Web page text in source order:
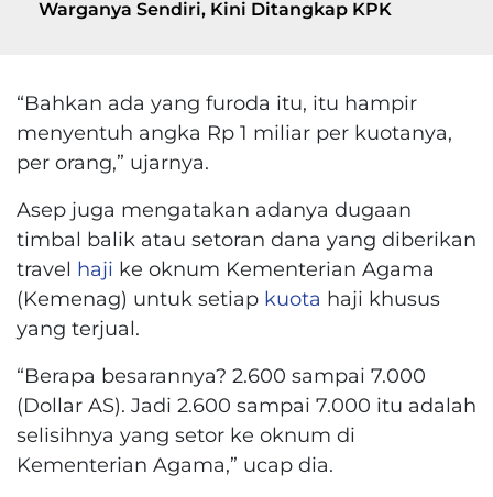
Warganya Sendiri, Kini Ditangkap KPK
“Bahkan ada yang furoda itu, itu hampir
menyentuh angka Rp 1 miliar per kuotanya,
per orang,” ujarnya.
Asep juga mengatakan adanya dugaan
timbal balik atau setoran dana yang diberikan
travel haji ke oknum Kementerian Agama
(Kemenag) untuk setiap kuota haji khusus
yang terjual.
“Berapa besarannya? 2.600 sampai 7.000
(Dollar AS). Jadi 2.600 sampai 7.000 itu adalah
selisihnya yang setor ke oknum di
Kementerian Agama,” ucap dia.